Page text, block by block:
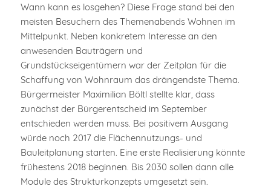
Wann kann es losgehen? Diese Frage stand bei den
meisten Besuchern des Themenabends Wohnen im
Mittelpunkt. Neben konkretem Interesse an den
anwesenden Bauträgern und
Grundstückseigentümern war der Zeitplan für die
Schaffung von Wohnraum das drängendste Thema.
Bürgermeister Maximilian Böltl stellte klar, dass
zunächst der Bürgerentscheid im September
entschieden werden muss. Bei positivem Ausgang
würde noch 2017 die Flächennutzungs- und
Bauleitplanung starten. Eine erste Realisierung könnte
frühestens 2018 beginnen. Bis 2030 sollen dann alle
Module des Strukturkonzepts umgesetzt sein.